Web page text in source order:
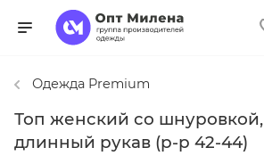
Одежда Premium
Топ женский со шнуровкой,
длинный рукав (р-р 42-44)